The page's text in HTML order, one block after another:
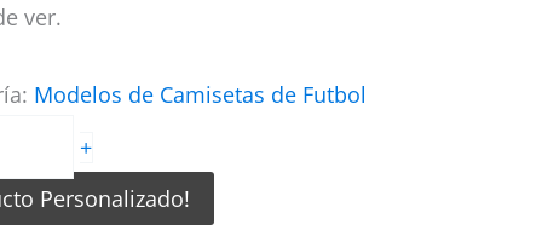
ver.
Modelos de Camisetas de Futbol
+
Personalizado!